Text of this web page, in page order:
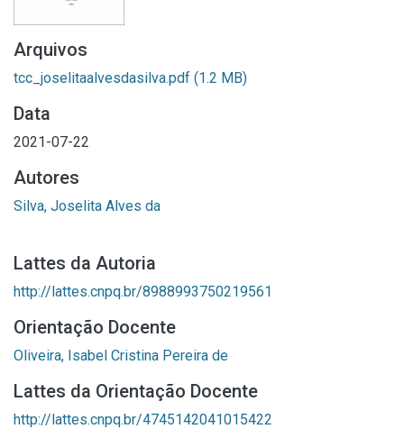
Arquivos
tcc_joselitaalvesdasilva.pdf (1.2 MB)
Data
2021-07-22
Autores
Silva, Joselita Alves da
Lattes da Autoria
http://lattes.cnpq.br/8988993750219561
Orientação Docente
Oliveira, Isabel Cristina Pereira de
Lattes da Orientação Docente
http://lattes.cnpq.br/4745142041015422